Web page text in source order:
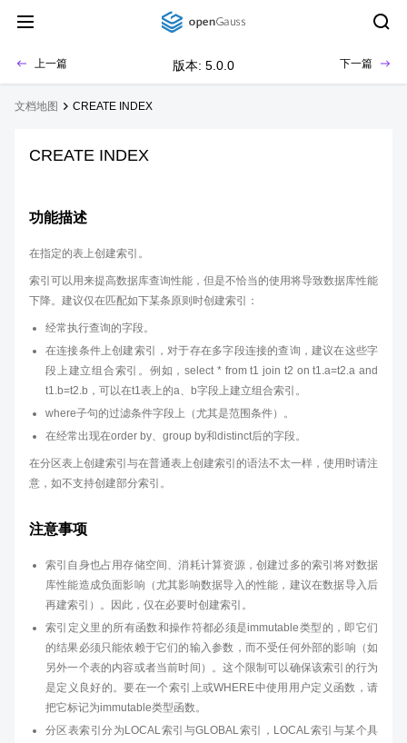
上一篇 版本: 5.0.0 下一篇
文档地图 CREATE INDEX
CREATE INDEX
功能描述
在指定的表上创建索引。
索引可以用来提高数据库查询性能，但是不恰当的使用将导致数据库性能
下降。建议仅在匹配如下某条原则时创建索引：
经常执行查询的字段。
在连接条件上创建索引，对于存在多字段连接的查询，建议在这些字
段上建立组合索引。例如，select * from t1 join t2 on t1.a=t2.a and
t1.b=t2.b，可以在t1表上的a、b字段上建立组合索引。
where子句的过滤条件字段上（尤其是范围条件）。
在经常出现在order by、group by和distinct后的字段。
在分区表上创建索引与在普通表上创建索引的语法不太一样，使用时请注
意，如不支持创建部分索引。
注意事项
索引自身也占用存储空间、消耗计算资源，创建过多的索引将对数据
库性能造成负面影响（尤其影响数据导入的性能，建议在数据导入后
再建索引）。因此，仅在必要时创建索引。
索引定义里的所有函数和操作符都必须是immutable类型的，即它们
的结果必须只能依赖于它们的输入参数，而不受任何外部的影响（如
另外一个表的内容或者当前时间）。这个限制可以确保该索引的行为
是定义良好的。要在一个索引上或WHERE中使用用户定义函数，请
把它标记为immutable类型函数。
分区表索引分为LOCAL索引与GLOBAL索引，LOCAL索引与某个具